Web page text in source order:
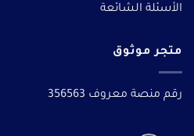
الأسئلة الشائعة
متجر موثوق
رقم منصة معروف 356563